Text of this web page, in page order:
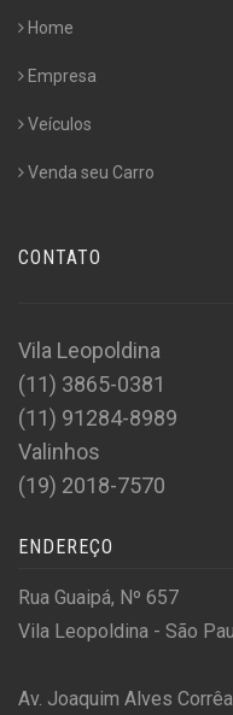
Home
Empresa
Veículos
Venda seu Carro
CONTATO
Vila Leopoldina
(11) 3865-0381
(11) 91284-8989
Valinhos
(19) 2018-7570
ENDEREÇO
Rua Guaipá, Nº 657
Vila Leopoldina - São
Av. Joaquim Alves